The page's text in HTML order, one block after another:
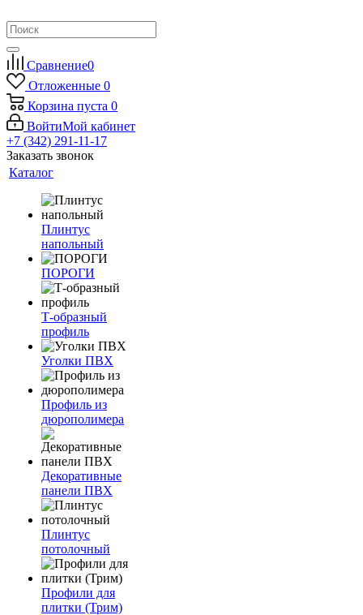
Сравнение0
Отложенные 0
Корзина пуста 0
ВойтиМой кабинет
+7 (342) 291-11-17
Заказать звонок
Каталог
Плинтус
напольный
ПОРОГИ
Т-образный
профиль
Уголки ПВХ
Профиль из
дюрополимера
Декоративные
панели ПВХ
Плинтус
потолочный
Профили для
плитки (Трим)